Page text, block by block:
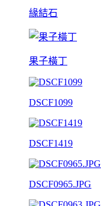
緣結石
果子橫丁
DSCF1099
DSCF1419
DSCF0965.JPG